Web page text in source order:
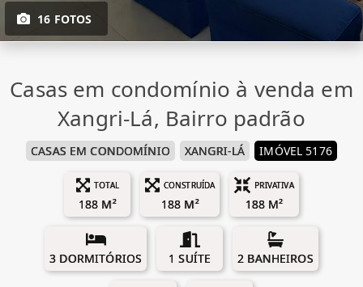
16 FOTOS
Casas em condomínio à venda em
Xangri-Lá, Bairro padrão
CASAS EM CONDOMÍNIO XANGRI-LÁ IMÓVEL 5176
TOTAL
188 M²
CONSTRUÍDA
188 M²
PRIVATIVA
188 M²
3 DORMITÓRIOS 1 SUÍTE 2 BANHEIROS